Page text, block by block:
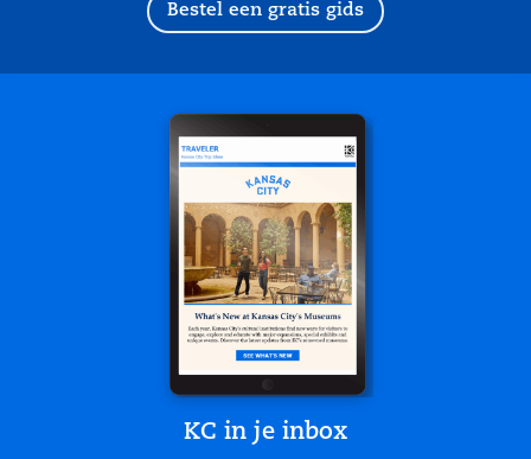
Bestel een gratis gids
KC in je inbox